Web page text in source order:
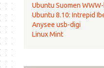
Ubuntu Suomen
Ubuntu 8.10: Intrepid
Anysee usb-digi
Linux Mint